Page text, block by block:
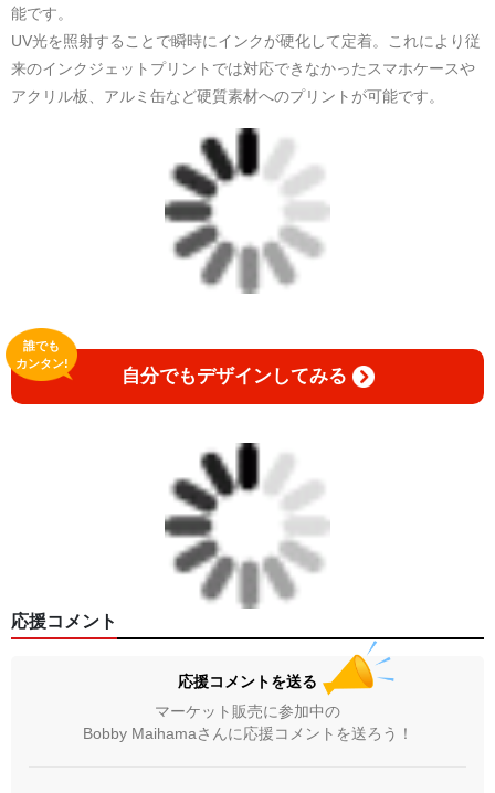
能です。
UV光を照射することで瞬時にインクが硬化して定着。これにより従
来のインクジェットプリントでは対応できなかったスマホケースや
アクリル板、アルミ缶など硬質素材へのプリントが可能です。
自分でもデザインしてみる
誰でも
カンタン!
応援コメント
応援コメントを送る
マーケット販売に参加中の
Bobby Maihamaさんに応援コメントを送ろう！